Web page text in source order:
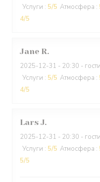
Услуги : 5/5 Атмосфера :
4/5
Jane R
2025-12-31 - 20:30 -
Услуги : 5/5 Атмосфера :
4/5
Lars J
2025-12-31 - 20:30 -
Услуги : 5/5 Атмосфера :
5/5